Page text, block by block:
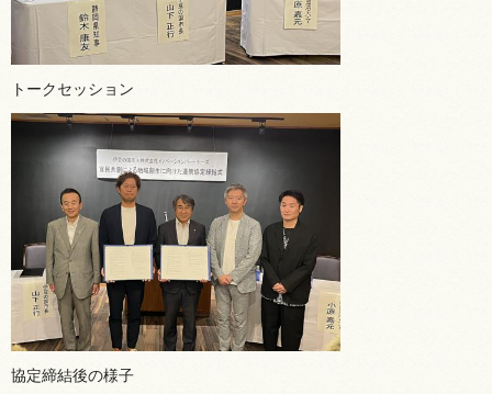
トークセッション
協定締結後の様子